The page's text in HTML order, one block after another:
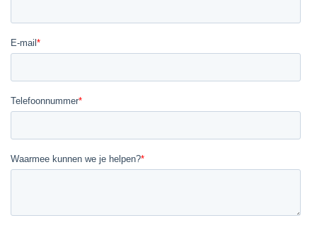
LINKEDINYOUTUBEFACEBOOK
TWITTER